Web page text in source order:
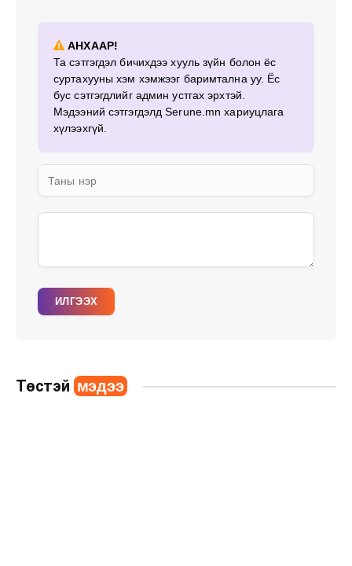
АНХААР!
Та сэтгэгдэл бичихдээ хууль зүйн болон ёс
суртахууны хэм хэмжээг баримтална уу. Ёс
бус сэтгэгдлийг админ устгах эрхтэй.
Мэдээний сэтгэгдэлд Serune.mn хариуцлага
хүлээхгүй.
ИЛГЭЭХ
Төстэй мэдээ